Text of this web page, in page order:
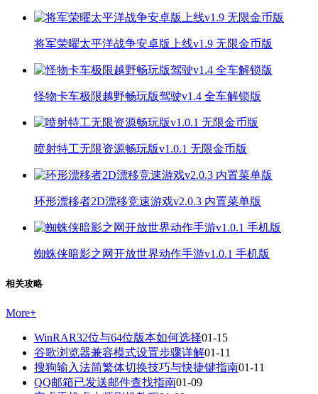
将军荣曜太平洋战争安卓版上线v1.9 无限金币版
怪物卡车极限越野畅玩版驾驶v1.4 全车解锁版
喷射特工无限资源畅玩版v1.0.1 无限金币版
环形漂移者2D漂移竞速游戏v2.0.3 内置菜单版
蜘蛛侠暗影之网开放世界动作手游v1.0.1 手机版
相关攻略
More+
WinRAR32位与64位版本如何选择01-15
谷歌浏览器兼容模式设置步骤详解01-11
搜狗输入法简繁体切换技巧与快捷键指南01-11
QQ邮箱已发送邮件查找指南01-09